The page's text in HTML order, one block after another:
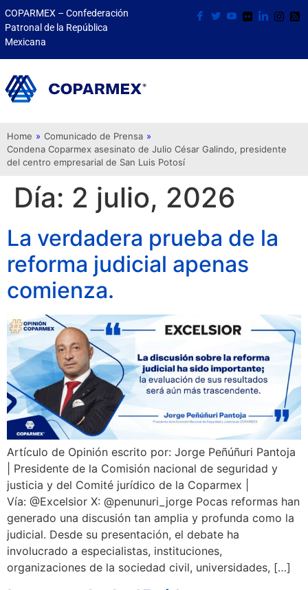
COPARMEX – Confederación
Patronal de la República
Mexicana
Home » Comunicado de Prensa »
Condena Coparmex asesinato de Julio César Galindo, presidente
del centro empresarial de San Luis Potosí
Día: 2 julio, 2026
La verdadera prueba de la
reforma judicial apenas
comienza.
Artículo de Opinión escrito por: Jorge Peñúñuri Pantoja
| Presidente de la Comisión nacional de seguridad y
justicia y del Comité jurídico de la Coparmex |
Vía: @Excelsior X: @penunuri_jorge Pocas reformas han
generado una discusión tan amplia y profunda como la
judicial. Desde su presentación, el debate ha
involucrado a especialistas, instituciones,
organizaciones de la sociedad civil, universidades, […]